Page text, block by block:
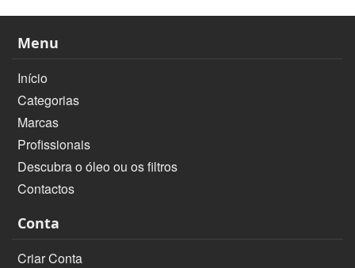
Menu
Início
Categorias
Marcas
Profissionais
Descubra o óleo ou os filtros
Contactos
Conta
Criar Conta